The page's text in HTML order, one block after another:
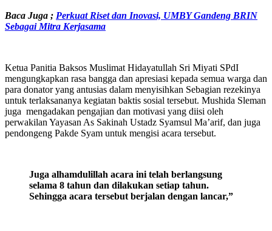
Baca Juga ; Perkuat Riset dan Inovasi, UMBY Gandeng BRIN
Sebagai Mitra Kerjasama
Ketua Panitia Baksos Muslimat Hidayatullah Sri Miyati SPdI
mengungkapkan rasa bangga dan apresiasi kepada semua warga dan
para donator yang antusias dalam menyisihkan Sebagian rezekinya
untuk terlaksananya kegiatan baktis sosial tersebut. Mushida Sleman
juga mengadakan pengajian dan motivasi yang diisi oleh
perwakilan Yayasan As Sakinah Ustadz Syamsul Ma’arif, dan juga
pendongeng Pakde Syam untuk mengisi acara tersebut.
Juga alhamdulillah acara ini telah berlangsung
selama 8 tahun dan dilakukan setiap tahun.
Sehingga acara tersebut berjalan dengan lancar,”